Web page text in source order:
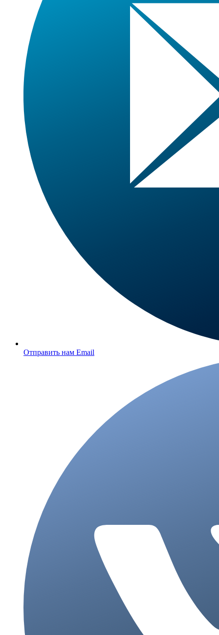
Отправить нам Email